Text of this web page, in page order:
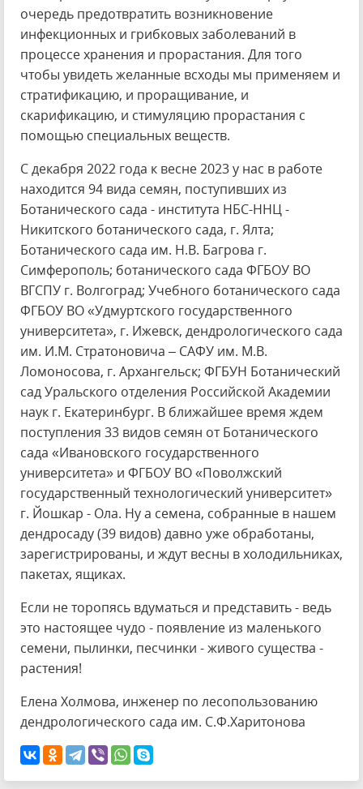
очередь предотвратить возникновение
инфекционных и грибковых заболеваний в
процессе хранения и прорастания. Для того
чтобы увидеть желанные всходы мы применяем и
стратификацию, и проращивание, и
скарификацию, и стимуляцию прорастания с
помощью специальных веществ.
С декабря 2022 года к весне 2023 у нас в работе
находится 94 вида семян, поступивших из
Ботанического сада - института НБС-ННЦ -
Никитского ботанического сада, г. Ялта;
Ботанического сада им. Н.В. Багрова г.
Симферополь; ботанического сада ФГБОУ ВО
ВГСПУ г. Волгоград; Учебного ботанического сада
ФГБОУ ВО «Удмуртского государственного
университета», г. Ижевск, дендрологического сада
им. И.М. Стратоновича – САФУ им. М.В.
Ломоносова, г. Архангельск; ФГБУН Ботанический
сад Уральского отделения Российской Академии
наук г. Екатеринбург. В ближайшее время ждем
поступления 33 видов семян от Ботанического
сада «Ивановского государственного
университета» и ФГБОУ ВО «Поволжский
государственный технологический университет»
г. Йошкар - Ола. Ну а семена, собранные в нашем
дендросаду (39 видов) давно уже обработаны,
зарегистрированы, и ждут весны в холодильниках,
пакетах, ящиках.
Если не торопясь вдуматься и представить - ведь
это настоящее чудо - появление из маленького
семени, пылинки, песчинки - живого существа -
растения!
Елена Холмова, инженер по лесопользованию
дендрологического сада им. С.Ф.Харитонова